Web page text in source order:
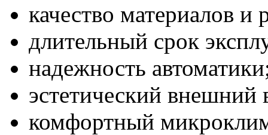
качество материалов и
длительный срок
надежность
эстетический внешний
комфортный